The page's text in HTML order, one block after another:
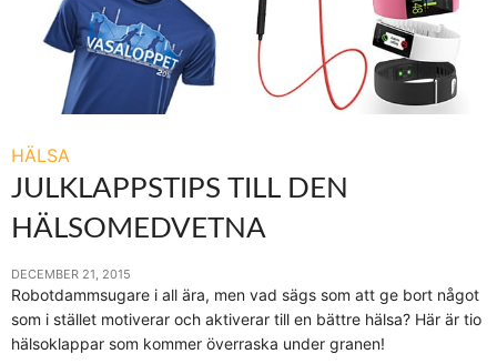
HÄLSA
JULKLAPPSTIPS TILL DEN
HÄLSOMEDVETNA
DECEMBER 21, 2015
Robotdammsugare i all ära, men vad sägs som att ge bort något
som i stället motiverar och aktiverar till en bättre hälsa? Här är tio
hälsoklappar som kommer överraska under granen!